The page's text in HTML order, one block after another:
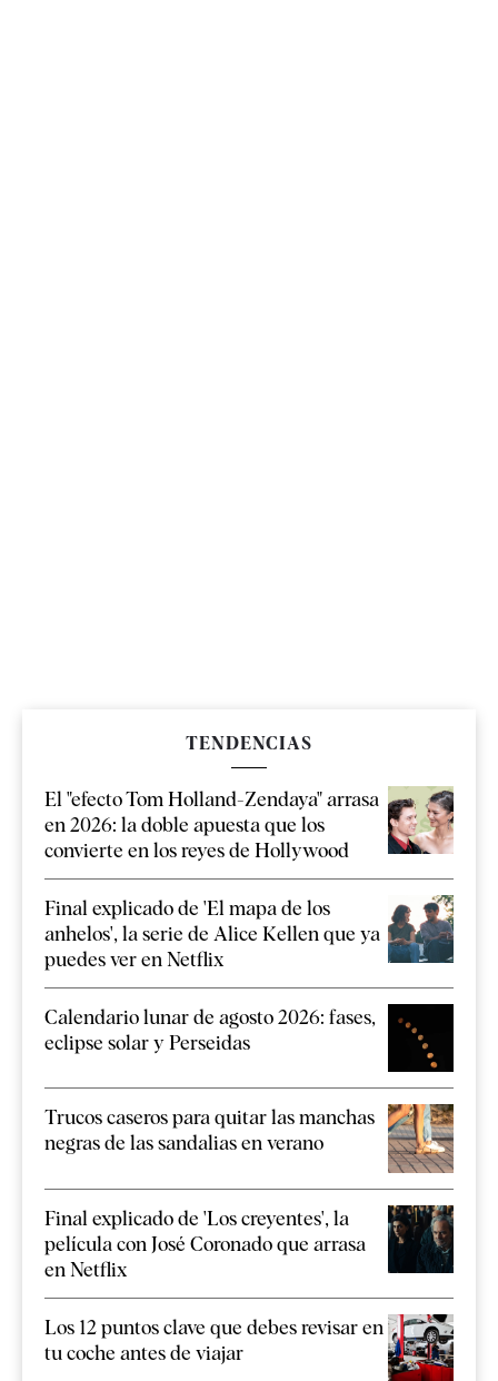
TENDENCIAS
El "efecto Tom Holland-Zendaya" arrasa
en 2026: la doble apuesta que los
convierte en los reyes de Hollywood
Final explicado de 'El mapa de los
anhelos', la serie de Alice Kellen que ya
puedes ver en Netflix
Calendario lunar de agosto 2026: fases,
eclipse solar y Perseidas
Trucos caseros para quitar las manchas
negras de las sandalias en verano
Final explicado de 'Los creyentes', la
película con José Coronado que arrasa
en Netflix
Los 12 puntos clave que debes revisar en
tu coche antes de viajar